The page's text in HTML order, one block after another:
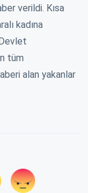
verildi. Kısa
kadına
tüm
alan yakanlar